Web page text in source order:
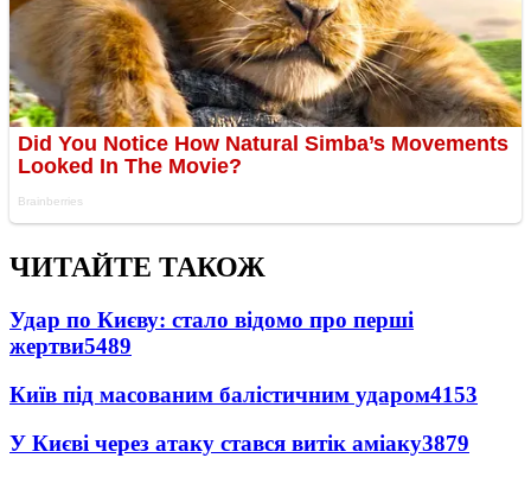
ЧИТАЙТЕ ТАКОЖ
Удар по Києву: стало відомо про перші
жертви5489
Київ під масованим балістичним ударом4153
У Києві через атаку стався витік аміаку3879